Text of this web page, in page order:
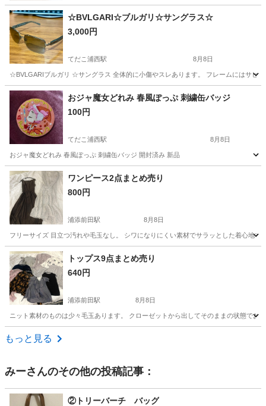
☆BVLGARI☆ブルガリ☆サングラス☆
3,000円
てだこ浦西駅 8月8日
☆BVLGARIブルガリ ☆サングラス 全体的に小傷やスレあります。 フレームにはサビ
沖縄 宜野湾市 てだこ浦西駅 アクセサリー
おジャ魔女どれみ 春風ぽっぷ 刺繍缶バッジ
100円
てだこ浦西駅 8月8日
おジャ魔女どれみ 春風ぽっぷ 刺繍缶バッジ 開封済み 新品
沖縄 中頭郡 てだこ浦西駅 アクセサリー
ワンピース2点まとめ売り
800円
浦添前田駅 8月8日
フリーサイズ 目立つ汚れや毛玉なし。 シワになりにくい素材でサラッとした着心地
沖縄 宜野湾市 浦添前田駅 ワンピース
トップス9点まとめ売り
640円
浦添前田駅 8月8日
ニット素材のものは少々毛玉あります。 クローゼットから出してそのままの状態で
沖縄 宜野湾市
もっと見る
みーさんのその他の投稿記事：
②トリーバーチ バッグ